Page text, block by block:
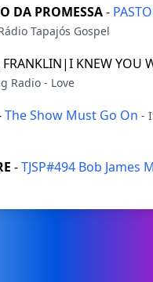
DA PROMESSA-
Tapajós Gospel
FRANKLIN|I KNEW YOU
Radio - Love
The Show Must Go On -
-TJSP#494 Bob James